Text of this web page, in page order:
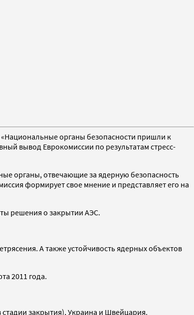
«Национальные органы безопасности пришли к
вывод Еврокомиссии по результатам стресс-
органы, отвечающие за ядерную безопасность
формирует свое мнение и представляет его на
решения о закрытии АЭС.
А также устойчивость ядерных объектов
2011 года.
стадии закрытия), Украина и Швейцария.